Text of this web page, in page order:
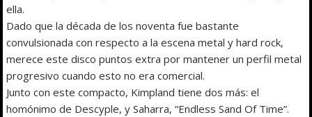
ella.
Dado que la década de los noventa fue bastante
convulsionada con respecto a la escena metal y hard rock,
merece este disco puntos extra por mantener un perfil metal
progresivo cuando esto no era comercial.
Junto con este compacto, Kimpland tiene dos más: el
homónimo de Descyple, y Saharra, “Endless Sand Of Time”.